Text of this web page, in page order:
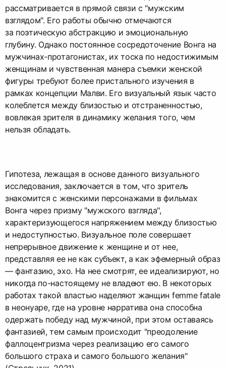
рассматривается в прямой связи с "мужским
взглядом". Его работы обычно отмечаются
за поэтическую абстракцию и эмоциональную
глубину. Однако постоянное сосредоточение Вонга на
мужчинах-протагонистах, их тоска по недостижимым
женщинам и чувственная манера съемки женской
фигуры требуют более пристального изучения в
рамках концепции Малви. Его визуальный язык часто
колеблется между близостью и отстраненностью,
вовлекая зрителя в динамику желания того, чем
нельзя обладать.
Гипотеза, лежащая в основе данного визуального
исследования, заключается в том, что зритель
знакомится с женскими персонажами в фильмах
Вонга через призму "мужского взгляда",
характеризующегося напряжением между близостью
и недоступностью. Визуальное поле совершает
непрерывное движение к женщине и от нее,
представляя ее не как субъект, а как эфемерный образ
— фантазию, эхо. На нее смотрят, ее идеализируют, но
никогда по-настоящему не владеют ею. В некоторых
работах такой властью наделяют жанщин femme fatale
в неонуаре, где на уровне нарратива она способна
одержать победу над мужчиной, при этом оставаясь
фантазией, тем самым происходит "преодоление
фаллоцентризма через реализацию его самого
большого страха и самого большого желания"